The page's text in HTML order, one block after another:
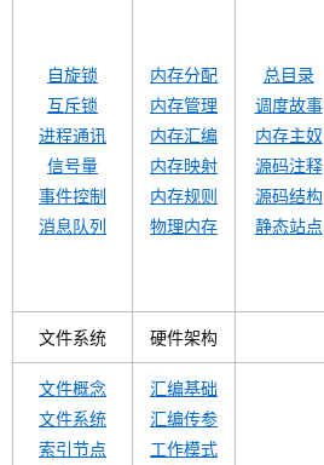
自旋锁
互斥锁
进程通讯
信号量
事件控制
消息队列
内存分配
内存管理
内存汇编
内存映射
内存规则
物理内存
总目录
调度故事
内存主奴
源码注释
源码结构
静态站点
文件系统 硬件架构
文件概念
文件系统
索引节点
汇编基础
汇编传参
工作模式